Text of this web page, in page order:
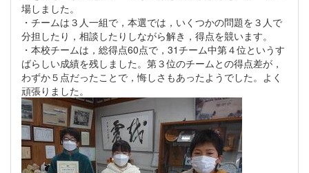
場しました。
・チームは３人一組で，本選では，いくつかの問題を３人で
分担したり，相談したりしながら解き，得点を競います。
・本校チームは，総得点60点で，31チーム中第４位というす
ばらしい成績を残しました。第３位のチームとの得点差が，
わずか５点だったことで，悔しさもあったようでした。よく
頑張りました。